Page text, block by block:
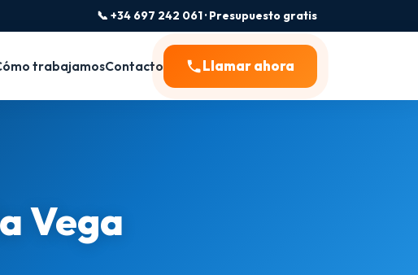
📞 +34 697 242 061 · Presupuesto gratis
trabajamosContacto Llamar ahora
Vega